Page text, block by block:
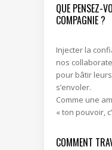
QUE PENSEZ-
COMPAGNIE ?
Injecter la
nos
pour bâtir
s’envoler.
Comme une
« ton pouvoir,
COMMENT